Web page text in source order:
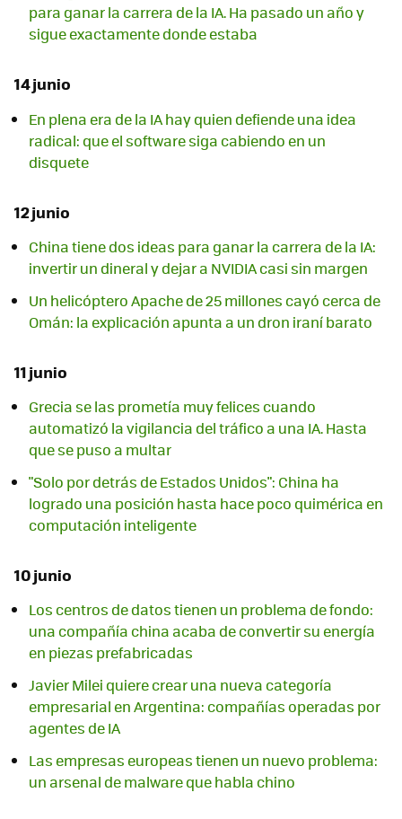
para ganar la carrera de la IA. Ha pasado un año y
sigue exactamente donde estaba
14 junio
En plena era de la IA hay quien defiende una idea
radical: que el software siga cabiendo en un
disquete
12 junio
China tiene dos ideas para ganar la carrera de la IA:
invertir un dineral y dejar a NVIDIA casi sin margen
Un helicóptero Apache de 25 millones cayó cerca de
Omán: la explicación apunta a un dron iraní barato
11 junio
Grecia se las prometía muy felices cuando
automatizó la vigilancia del tráfico a una IA. Hasta
que se puso a multar
"Solo por detrás de Estados Unidos": China ha
logrado una posición hasta hace poco quimérica en
computación inteligente
10 junio
Los centros de datos tienen un problema de fondo:
una compañía china acaba de convertir su energía
en piezas prefabricadas
Javier Milei quiere crear una nueva categoría
empresarial en Argentina: compañías operadas por
agentes de IA
Las empresas europeas tienen un nuevo problema:
un arsenal de malware que habla chino